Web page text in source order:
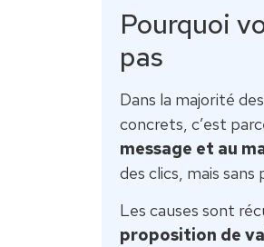
Pourquoi
pas
Dans la majorité
concrets, c’est
message et au
des clics, mais
Les causes sont
proposition de